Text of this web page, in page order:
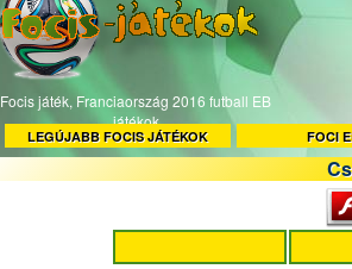
Focis játék, Franciaország 2016 futball EB
játékok
LEGÚJABB FOCIS JÁTÉKOK FOCI